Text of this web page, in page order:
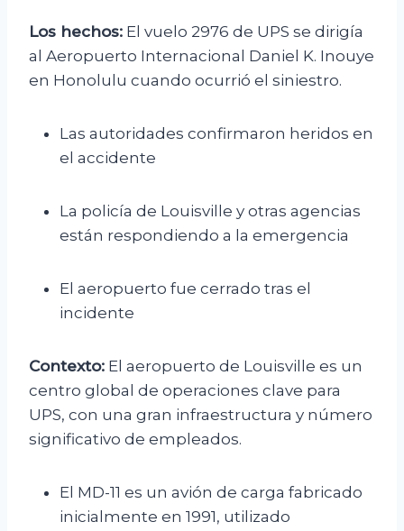
Los hechos: El vuelo 2976 de UPS se dirigía
al Aeropuerto Internacional Daniel K. Inouye
en Honolulu cuando ocurrió el siniestro.
Las autoridades confirmaron heridos en
el accidente
La policía de Louisville y otras agencias
están respondiendo a la emergencia
El aeropuerto fue cerrado tras el
incidente
Contexto: El aeropuerto de Louisville es un
centro global de operaciones clave para
UPS, con una gran infraestructura y número
significativo de empleados.
El MD-11 es un avión de carga fabricado
inicialmente en 1991, utilizado